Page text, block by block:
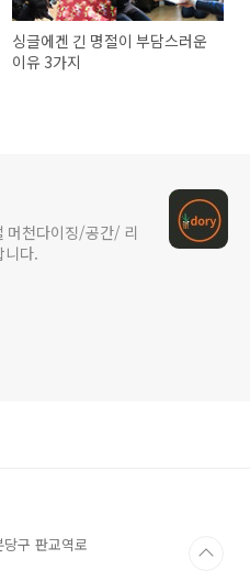
싱글에겐 긴 명절이 부담스러운
이유 3가지
천다이징/공간/ 리
니다.
구 판교역로